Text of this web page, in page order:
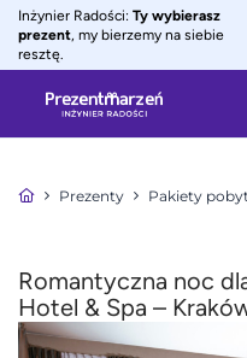
Inżynier Radości: Ty wybierasz
prezent, my bierzemy na siebie
resztę.
Prezenty Pakiety
Romantyczna noc
Hotel & Spa –